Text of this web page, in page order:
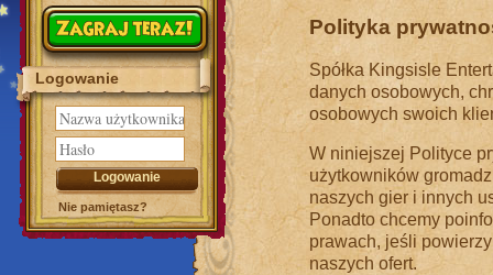
Zagraj teraz!
Logowanie
Nie pamiętasz?
Polityka
Spółka Kingsisle
danych osobowych,
osobowych swoich
W niniejszej Polityce
użytkowników
naszych gier i innych
Ponadto chcemy
prawach, jeśli
naszych ofert.